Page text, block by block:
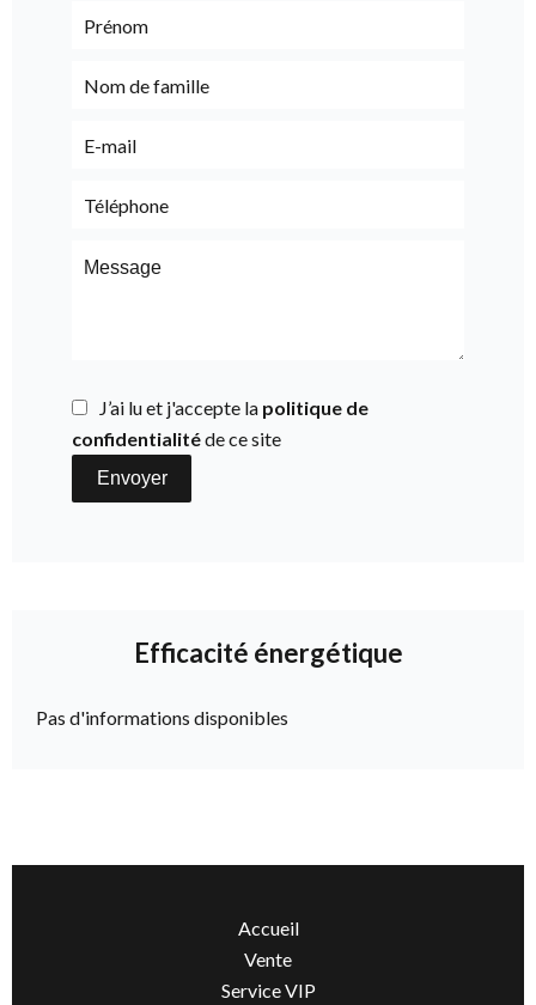
J’ai lu et j'accepte la politique de
confidentialitéde ce site
Envoyer
Efficacité énergétique
Pas d'informations disponibles
Accueil
Vente
Service VIP